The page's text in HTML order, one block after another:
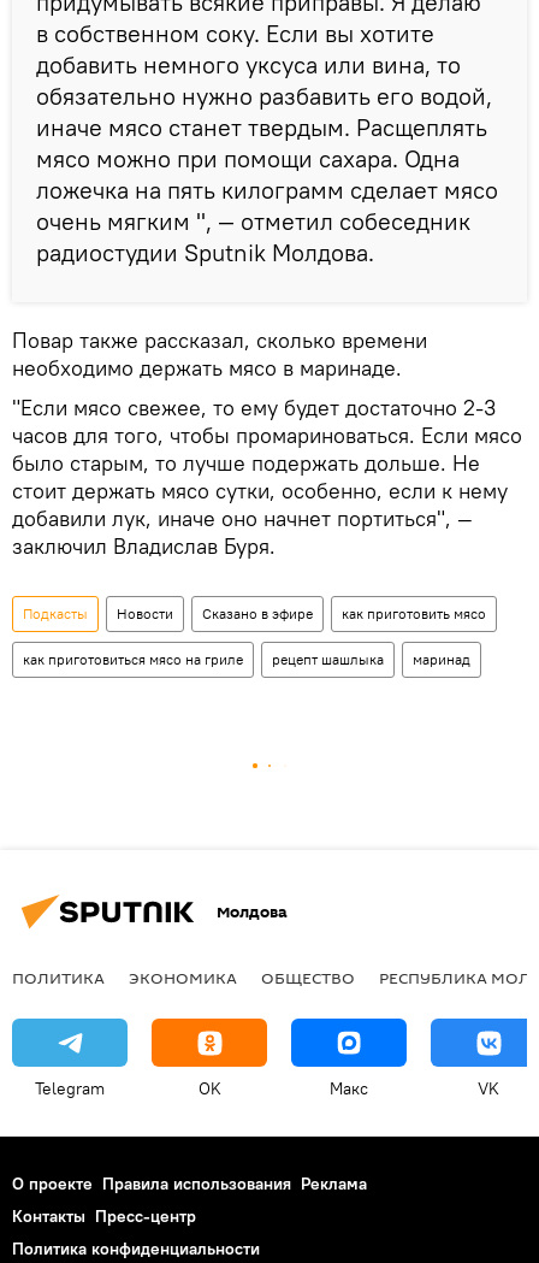
в собственном соку. Если вы хотите
добавить немного уксуса или вина, то
обязательно нужно разбавить его водой,
иначе мясо станет твердым. Расщеплять
мясо можно при помощи сахара. Одна
ложечка на пять килограмм сделает мясо
очень мягким ", — отметил собеседник
радиостудии Sputnik Молдова.
Повар также рассказал, сколько времени
необходимо держать мясо в маринаде.
"Если мясо свежее, то ему будет достаточно 2-3
часов для того, чтобы промариноваться. Если мясо
было старым, то лучше подержать дольше. Не
стоит держать мясо сутки, особенно, если к нему
добавили лук, иначе оно начнет портиться", —
заключил Владислав Буря.
Подкасты Новости Сказано в эфире как приготовить мясо
как приготовиться мясо на гриле рецепт шашлыка маринад
Молдова
ПОЛИТИКА ЭКОНОМИКА ОБЩЕСТВО РЕСПУБЛИКА
Telegram OK Макс VK
О проекте Правила использования Реклама
Контакты Пресс-центр
Политика конфиденциальности